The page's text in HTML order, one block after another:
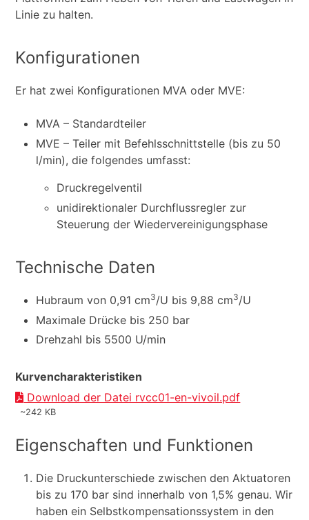
Linie zu halten.
Konfigurationen
Er hat zwei Konfigurationen MVA oder MVE:
MVA – Standardteiler
MVE – Teiler mit Befehlsschnittstelle (bis zu 50
l/min), die folgendes umfasst:
Druckregelventil
unidirektionaler Durchflussregler zur
Steuerung der Wiedervereinigungsphase
Technische Daten
Hubraum von 0,91 cm3/U bis 9,88 cm3/U
Maximale Drücke bis 250 bar
Drehzahl bis 5500 U/min
Kurvencharakteristiken
Download der Datei rvcc01-en-vivoil.pdf
~242 KB
Eigenschaften und Funktionen
Die Druckunterschiede zwischen den Aktuatoren
bis zu 170 bar sind innerhalb von 1,5% genau. Wir
haben ein Selbstkompensationssystem in den